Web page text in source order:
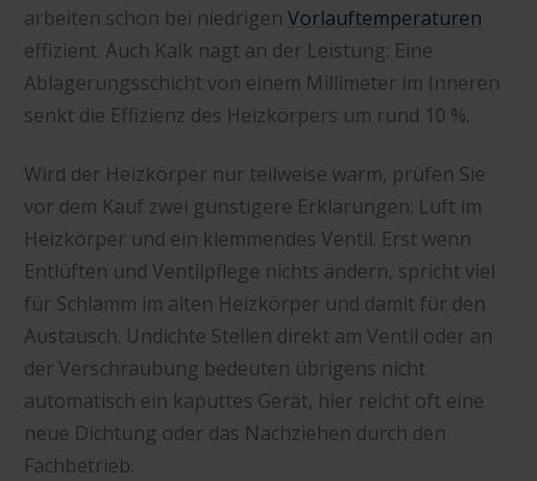
arbeiten schon bei niedrigen Vorlauftemperaturen
effizient. Auch Kalk nagt an der Leistung: Eine
Ablagerungsschicht von einem Millimeter im Inneren
senkt die Effizienz des Heizkörpers um rund 10 %.
Wird der Heizkörper nur teilweise warm, prüfen Sie
vor dem Kauf zwei günstigere Erklärungen: Luft im
Heizkörper und ein klemmendes Ventil. Erst wenn
Entlüften und Ventilpflege nichts ändern, spricht viel
für Schlamm im alten Heizkörper und damit für den
Austausch. Undichte Stellen direkt am Ventil oder an
der Verschraubung bedeuten übrigens nicht
automatisch ein kaputtes Gerät, hier reicht oft eine
neue Dichtung oder das Nachziehen durch den
Fachbetrieb.